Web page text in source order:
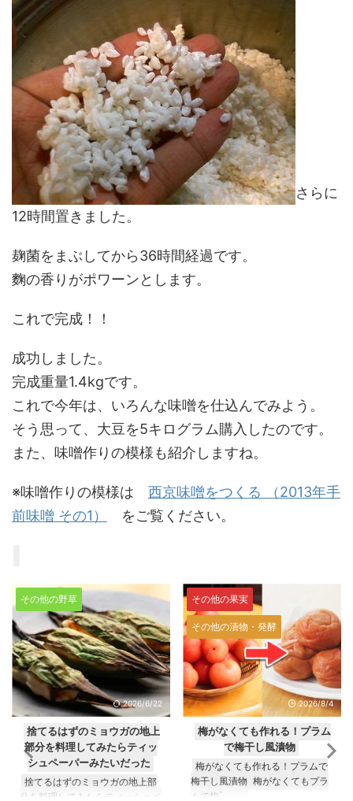
さらに
12時間置きました。
麹菌をまぶしてから36時間経過です。
麴の香りがポワーンとします。
これで完成！！
成功しました。
完成重量1.4kgです。
これで今年は、いろんな味噌を仕込んでみよう。
そう思って、大豆を5キログラム購入したのです。
また、味噌作りの模様も紹介しますね。
※味噌作りの模様は 西京味噌をつくる （2013年手
前味噌 その1）
をご覧ください。
その他の果実
その他の漬物・発酵
2026/8/4
梅がなくても作れる！プラム
で梅干し風漬物
梅がなくても作れる！プラムで
梅干し風漬物 梅がなくてもプラ
ムで梅ॱ ...
たれ・ソース・ドレッシング
2026/7/20
市販トマトケチャップはジャ
ンクフードなのか？5種を食べ
比べてみた結果分かったこと
市販トマトケチャップはジャン
クフードなのか？5種を食べ比べ